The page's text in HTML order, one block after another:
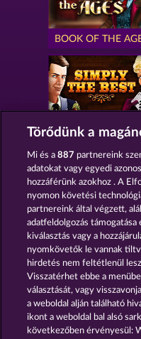
BOOK OF THE
SIMPLY THE BEST
GOLDEN EI OF
MOORHUHN
Összes
Adatkezelési
Törődünk a
Mi és a887 partnereink
adatokat vagy egyedi
hozzáférünk azokhoz . A
nyomon követési
partnereink által végzett,
adatfeldolgozás támogatása
kiválasztás vagy a
nyomkövetők le vannak
hirdetés nem feltétlenül
Visszatérhet ebbe a
választását, vagy
a weboldal alján található
ikont a weboldal bal alsó
következőben érvényesül: